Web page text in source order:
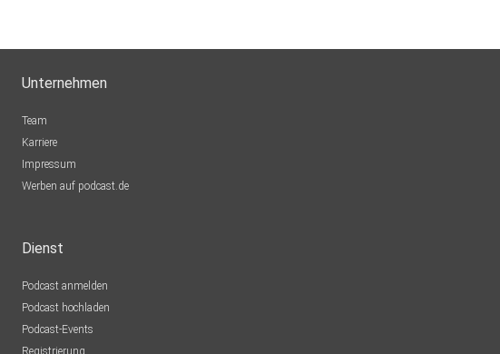
Unternehmen
Team
Karriere
Impressum
Werben auf podcast.de
Dienst
Podcast anmelden
Podcast hochladen
Podcast-Events
Registrierung